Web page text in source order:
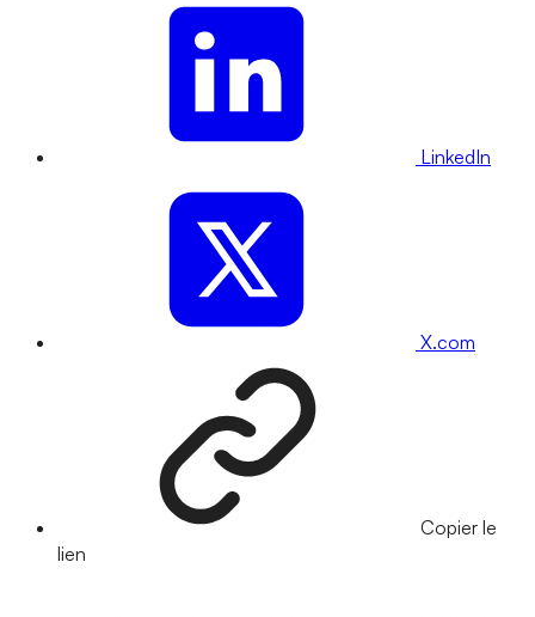
LinkedIn
X.com
Copier le
lien